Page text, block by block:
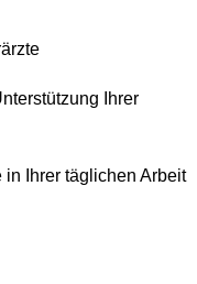
Ihrer
in Ihrer täglichen Arbeit